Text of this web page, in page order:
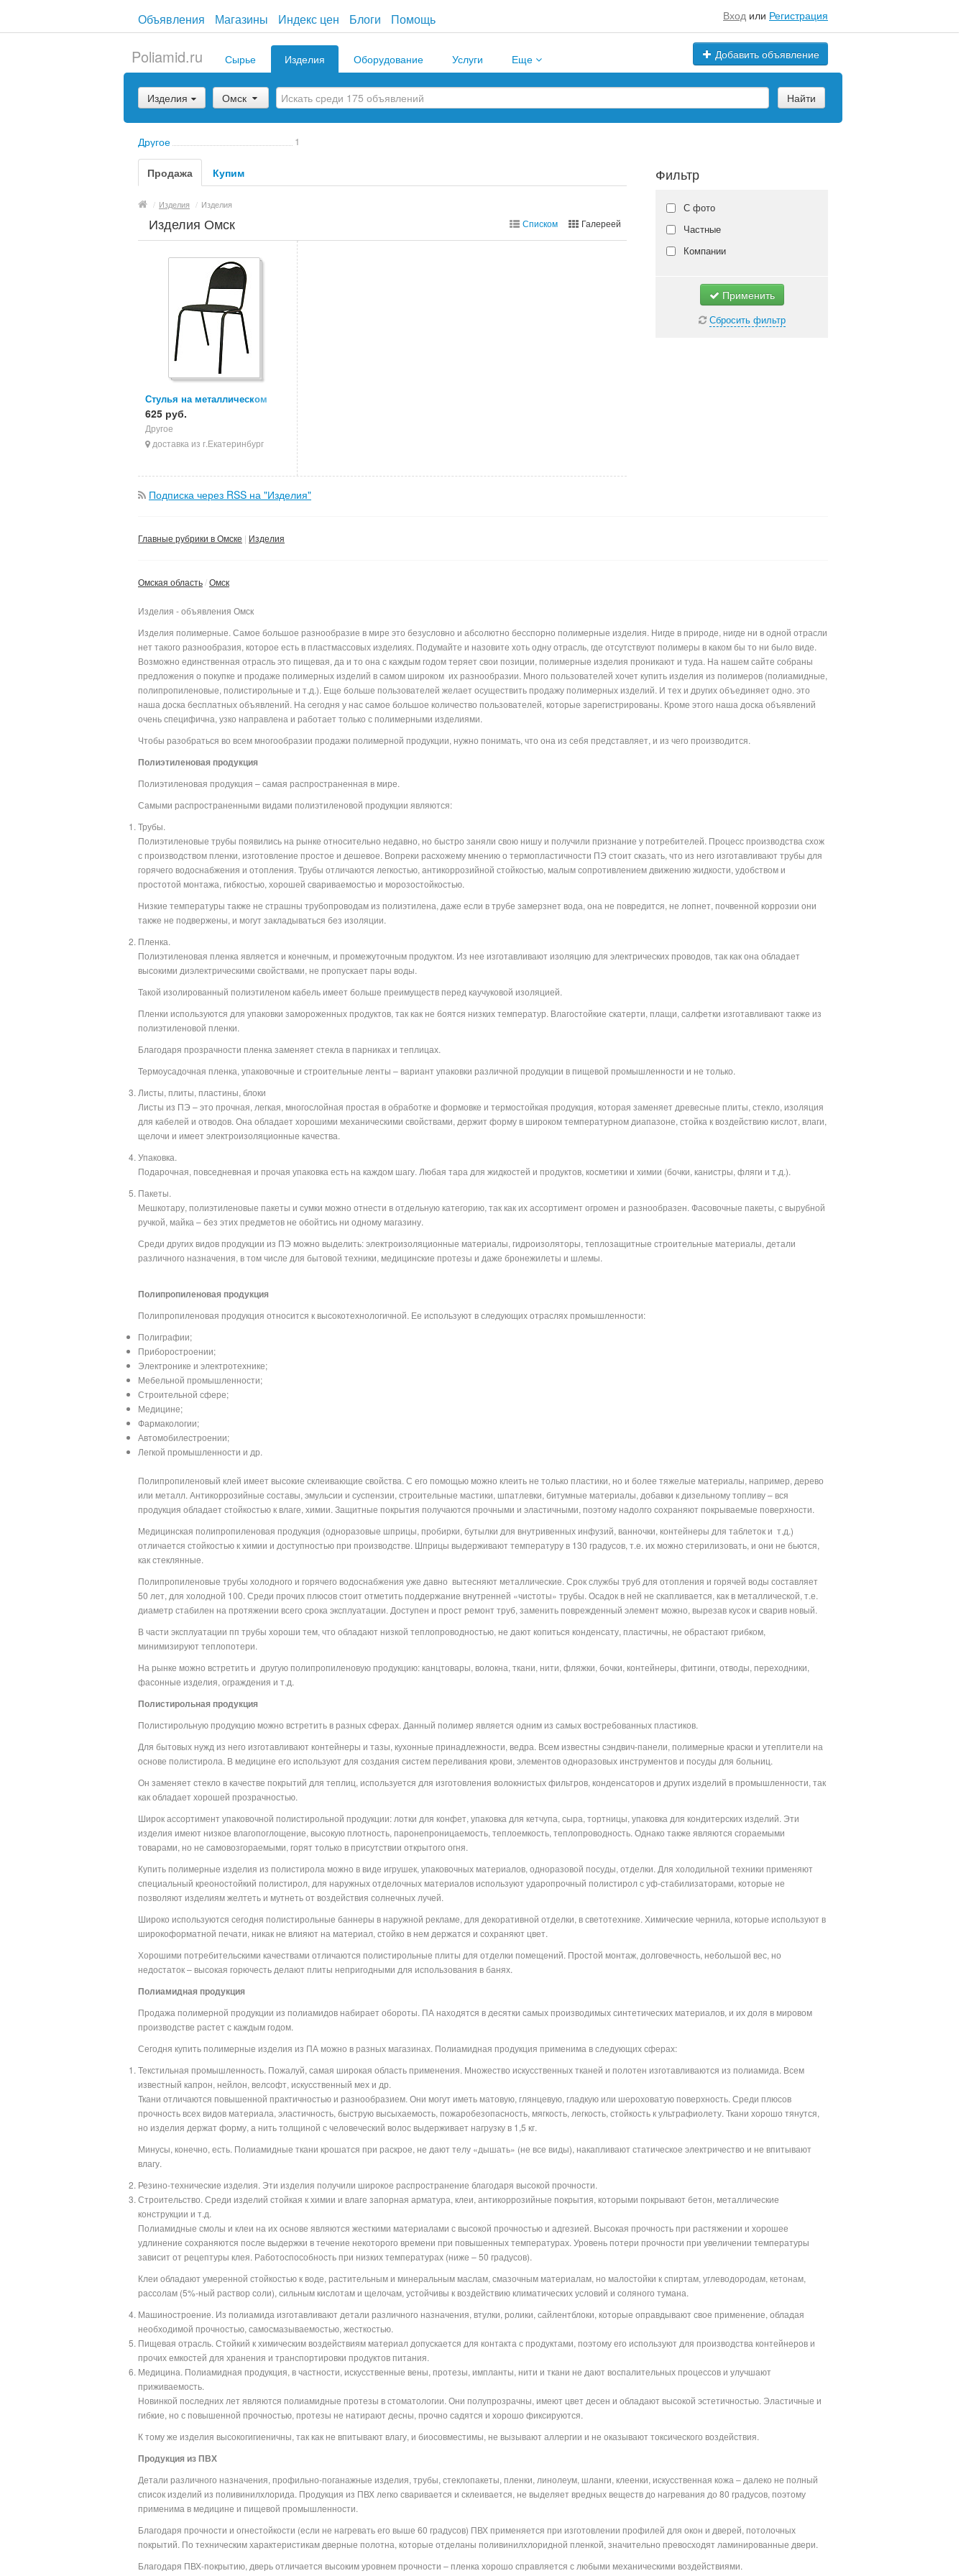
Объявления Магазины Индекс цен Блоги Помощь Вход или Регистрация
Добавить объявление
Poliamid.ru Сырье Изделия Оборудование Услуги Еще
Изделия Омск Найти
Другое 1
Продажа Купим
/ Изделия / Изделия
Изделия Омск Списком Галереей
Стулья на металлическом
каркасе, стулья ИЗО, стулья
для персонала
625 руб.
Другое
доставка из г.Екатеринбург
Подписка через RSS на "Изделия"
Фильтр
С фото
Частные
Компании
Применить
Сбросить фильтр
Главные рубрики в Омске Изделия
Омская область Омск
Изделия - объявления Омск
Изделия полимерные. Самое большое разнообразие в мире это безусловно и абсолютно бесспорно полимерные изделия. Нигде в природе, нигде ни в одной отрасли
нет такого разнообразия, которое есть в пластмассовых изделиях. Подумайте и назовите хоть одну отрасль, где отсутствуют полимеры в каком бы то ни было виде.
Возможно единственная отрасль это пищевая, да и то она с каждым годом теряет свои позиции, полимерные изделия проникают и туда. На нашем сайте собраны
предложения о покупке и продаже полимерных изделий в самом широком их разнообразии. Много пользователей хочет купить изделия из полимеров (полиамидные,
полипропиленовые, полистирольные и т.д.). Еще больше пользователей желает осуществить продажу полимерных изделий. И тех и других объединяет одно. это
наша доска бесплатных объявлений. На сегодня у нас самое большое количество пользователей, которые зарегистрированы. Кроме этого наша доска объявлений
очень специфична, узко направлена и работает только с полимерными изделиями.
Чтобы разобраться во всем многообразии продажи полимерной продукции, нужно понимать, что она из себя представляет, и из чего производится.
Полиэтиленовая продукция
Полиэтиленовая продукция – самая распространенная в мире.
Самыми распространенными видами полиэтиленовой продукции являются:
Трубы.
Полиэтиленовые трубы появились на рынке относительно недавно, но быстро заняли свою нишу и получили признание у потребителей. Процесс производства схож
с производством пленки, изготовление простое и дешевое. Вопреки расхожему мнению о термопластичности ПЭ стоит сказать, что из него изготавливают трубы для
горячего водоснабжения и отопления. Трубы отличаются легкостью, антикоррозийной стойкостью, малым сопротивлением движению жидкости, удобством и
простотой монтажа, гибкостью, хорошей свариваемостью и морозостойкостью.
Низкие температуры также не страшны трубопроводам из полиэтилена, даже если в трубе замерзнет вода, она не повредится, не лопнет, почвенной коррозии они
также не подвержены, и могут закладываться без изоляции.
Пленка.
Полиэтиленовая пленка является и конечным, и промежуточным продуктом. Из нее изготавливают изоляцию для электрических проводов, так как она обладает
высокими диэлектрическими свойствами, не пропускает пары воды.
Такой изолированный полиэтиленом кабель имеет больше преимуществ перед каучуковой изоляцией.
Пленки используются для упаковки замороженных продуктов, так как не боятся низких температур. Влагостойкие скатерти, плащи, салфетки изготавливают также из
полиэтиленовой пленки.
Благодаря прозрачности пленка заменяет стекла в парниках и теплицах.
Термоусадочная пленка, упаковочные и строительные ленты – вариант упаковки различной продукции в пищевой промышленности и не только.
Листы, плиты, пластины, блоки
Листы из ПЭ – это прочная, легкая, многослойная простая в обработке и формовке и термостойкая продукция, которая заменяет древесные плиты, стекло, изоляция
для кабелей и отводов. Она обладает хорошими механическими свойствами, держит форму в широком температурном диапазоне, стойка к воздействию кислот, влаги,
щелочи и имеет электроизоляционные качества.
Упаковка.
Подарочная, повседневная и прочая упаковка есть на каждом шагу. Любая тара для жидкостей и продуктов, косметики и химии (бочки, канистры, фляги и т.д.).
Пакеты.
Мешкотару, полиэтиленовые пакеты и сумки можно отнести в отдельную категорию, так как их ассортимент огромен и разнообразен. Фасовочные пакеты, с вырубной
ручкой, майка – без этих предметов не обойтись ни одному магазину.
Среди других видов продукции из ПЭ можно выделить: электроизоляционные материалы, гидроизоляторы, теплозащитные строительные материалы, детали
различного назначения, в том числе для бытовой техники, медицинские протезы и даже бронежилеты и шлемы.
Полипропиленовая продукция
Полипропиленовая продукция относится к высокотехнологичной. Ее используют в следующих отраслях промышленности:
Полиграфии;
Приборостроении;
Электронике и электротехнике;
Мебельной промышленности;
Строительной сфере;
Медицине;
Фармакологии;
Автомобилестроении;
Легкой промышленности и др.
Полипропиленовый клей имеет высокие склеивающие свойства. С его помощью можно клеить не только пластики, но и более тяжелые материалы, например, дерево
или металл. Антикоррозийные составы, эмульсии и суспензии, строительные мастики, шпатлевки, битумные материалы, добавки к дизельному топливу – вся
продукция обладает стойкостью к влаге, химии. Защитные покрытия получаются прочными и эластичными, поэтому надолго сохраняют покрываемые поверхности.
Медицинская полипропиленовая продукция (одноразовые шприцы, пробирки, бутылки для внутривенных инфузий, ванночки, контейнеры для таблеток и т.д.)
отличается стойкостью к химии и доступностью при производстве. Шприцы выдерживают температуру в 130 градусов, т.е. их можно стерилизовать, и они не бьются,
как стеклянные.
Полипропиленовые трубы холодного и горячего водоснабжения уже давно вытесняют металлические. Срок службы труб для отопления и горячей воды составляет
50 лет, для холодной 100. Среди прочих плюсов стоит отметить поддержание внутренней «чистоты» трубы. Осадок в ней не скапливается, как в металлической, т.е.
диаметр стабилен на протяжении всего срока эксплуатации. Доступен и прост ремонт труб, заменить поврежденный элемент можно, вырезав кусок и сварив новый.
В части эксплуатации пп трубы хороши тем, что обладают низкой теплопроводностью, не дают копиться конденсату, пластичны, не обрастают грибком,
минимизируют теплопотери.
На рынке можно встретить и другую полипропиленовую продукцию: канцтовары, волокна, ткани, нити, фляжки, бочки, контейнеры, фитинги, отводы, переходники,
фасонные изделия, ограждения и т.д.
Полистирольная продукция
Полистирольную продукцию можно встретить в разных сферах. Данный полимер является одним из самых востребованных пластиков.
Для бытовых нужд из него изготавливают контейнеры и тазы, кухонные принадлежности, ведра. Всем известны сэндвич-панели, полимерные краски и утеплители на
основе полистирола. В медицине его используют для создания систем переливания крови, элементов одноразовых инструментов и посуды для больниц.
Он заменяет стекло в качестве покрытий для теплиц, используется для изготовления волокнистых фильтров, конденсаторов и других изделий в промышленности, так
как обладает хорошей прозрачностью.
Широк ассортимент упаковочной полистирольной продукции: лотки для конфет, упаковка для кетчупа, сыра, тортницы, упаковка для кондитерских изделий. Эти
изделия имеют низкое влагопоглощение, высокую плотность, паронепроницаемость, теплоемкость, теплопроводность. Однако также являются сгораемыми
товарами, но не самовозгораемыми, горят только в присутствии открытого огня.
Купить полимерные изделия из полистирола можно в виде игрушек, упаковочных материалов, одноразовой посуды, отделки. Для холодильной техники применяют
специальный креоностойкий полистирол, для наружных отделочных материалов используют ударопрочный полистирол с уф-стабилизаторами, которые не
позволяют изделиям желтеть и мутнеть от воздействия солнечных лучей.
Широко используются сегодня полистирольные баннеры в наружной рекламе, для декоративной отделки, в светотехнике. Химические чернила, которые используют в
широкоформатной печати, никак не влияют на материал, стойко в нем держатся и сохраняют цвет.
Хорошими потребительскими качествами отличаются полистирольные плиты для отделки помещений. Простой монтаж, долговечность, небольшой вес, но
недостаток – высокая горючесть делают плиты непригодными для использования в банях.
Полиамидная продукция
Продажа полимерной продукции из полиамидов набирает обороты. ПА находятся в десятки самых производимых синтетических материалов, и их доля в мировом
производстве растет с каждым годом.
Сегодня купить полимерные изделия из ПА можно в разных магазинах. Полиамидная продукция применима в следующих сферах:
Текстильная промышленность. Пожалуй, самая широкая область применения. Множество искусственных тканей и полотен изготавливаются из полиамида. Всем
известный капрон, нейлон, велсофт, искусственный мех и др.
Ткани отличаются повышенной практичностью и разнообразием. Они могут иметь матовую, глянцевую, гладкую или шероховатую поверхность. Среди плюсов
прочность всех видов материала, эластичность, быструю высыхаемость, пожаробезопасность, мягкость, легкость, стойкость к ультрафиолету. Ткани хорошо тянутся,
но изделия держат форму, а нить толщиной с человеческий волос выдерживает нагрузку в 1,5 кг.
Минусы, конечно, есть. Полиамидные ткани крошатся при раскрое, не дают телу «дышать» (не все виды), накапливают статическое электричество и не впитывают
влагу.
Резино-технические изделия. Эти изделия получили широкое распространение благодаря высокой прочности.
Строительство. Среди изделий стойкая к химии и влаге запорная арматура, клеи, антикоррозийные покрытия, которыми покрывают бетон, металлические
конструкции и т.д.
Полиамидные смолы и клеи на их основе являются жесткими материалами с высокой прочностью и адгезией. Высокая прочность при растяжении и хорошее
удлинение сохраняются после выдержки в течение некоторого времени при повышенных температурах. Уровень потери прочности при увеличении температуры
зависит от рецептуры клея. Работоспособность при низких температурах (ниже – 50 градусов).
Клеи обладают умеренной стойкостью к воде, растительным и минеральным маслам, смазочным материалам, но малостойки к спиртам, углеводородам, кетонам,
рассолам (5%-ный раствор соли), сильным кислотам и щелочам, устойчивы к воздействию климатических условий и соляного тумана.
Машиностроение. Из полиамида изготавливают детали различного назначения, втулки, ролики, сайлентблоки, которые оправдывают свое применение, обладая
необходимой прочностью, самосмазываемостью, жесткостью.
Пищевая отрасль. Стойкий к химическим воздействиям материал допускается для контакта с продуктами, поэтому его используют для производства контейнеров и
прочих емкостей для хранения и транспортировки продуктов питания.
Медицина. Полиамидная продукция, в частности, искусственные вены, протезы, импланты, нити и ткани не дают воспалительных процессов и улучшают
приживаемость.
Новинкой последних лет являются полиамидные протезы в стоматологии. Они полупрозрачны, имеют цвет десен и обладают высокой эстетичностью. Эластичные и
гибкие, но с повышенной прочностью, протезы не натирают десны, прочно садятся и хорошо фиксируются.
К тому же изделия высокогигиеничны, так как не впитывают влагу, и биосовместимы, не вызывают аллергии и не оказывают токсического воздействия.
Продукция из ПВХ
Детали различного назначения, профильно-поганажные изделия, трубы, стеклопакеты, пленки, линолеум, шланги, клеенки, искусственная кожа – далеко не полный
список изделий из поливинилхлорида. Продукция из ПВХ легко сваривается и склеивается, не выделяет вредных веществ до нагревания до 80 градусов, поэтому
применима в медицине и пищевой промышленности.
Благодаря прочности и огнестойкости (если не нагревать его выше 60 градусов) ПВХ применяется при изготовлении профилей для окон и дверей, потолочных
покрытий. По техническим характеристикам дверные полотна, которые отделаны поливинилхлоридной пленкой, значительно превосходят ламинированные двери.
Благодаря ПВХ-покрытию, дверь отличается высоким уровнем прочности – пленка хорошо справляется с любыми механическими воздействиями.